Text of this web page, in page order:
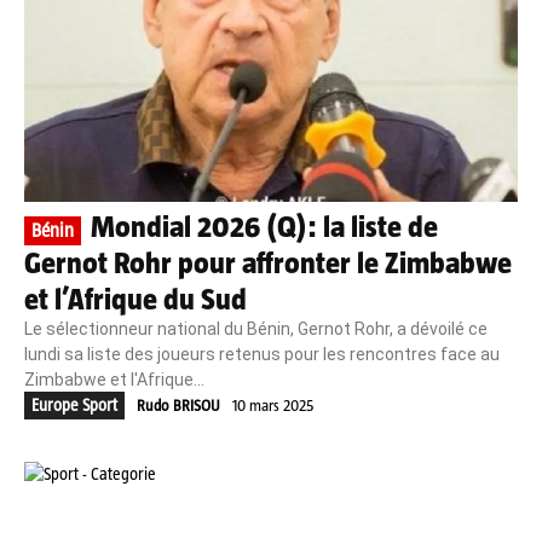
Bénin
Mondial 2026 (Q): la liste de
Gernot Rohr pour affronter le Zimbabwe
et l’Afrique du Sud
Le sélectionneur national du Bénin, Gernot Rohr, a dévoilé ce
lundi sa liste des joueurs retenus pour les rencontres face au
Zimbabwe et l'Afrique...
Europe Sport
Rudo BRISOU 10 mars 2025